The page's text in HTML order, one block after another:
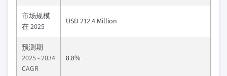
市场规模
在 2025
USD 212.4 Million
预测期
2025 - 2034
CAGR
8.8%